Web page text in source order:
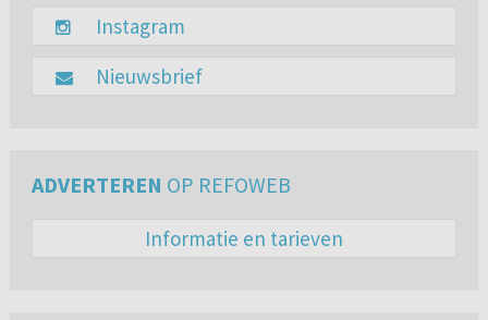
Instagram
Nieuwsbrief
ADVERTEREN OP REFOWEB
Informatie en tarieven